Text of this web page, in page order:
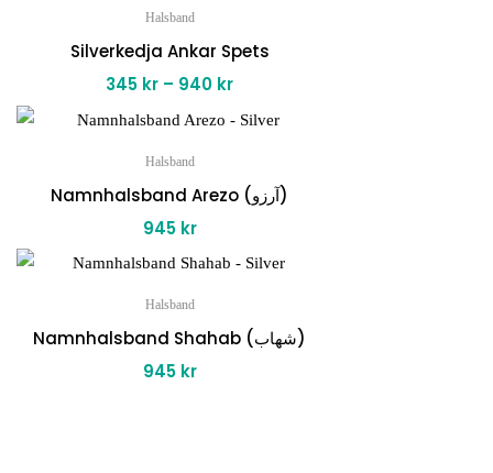
Halsband
Silverkedja Ankar Spets
345 kr – 940 kr
Halsband
Namnhalsband Arezo (آرزو)
945 kr
Halsband
Namnhalsband Shahab (شهاب)
945 kr